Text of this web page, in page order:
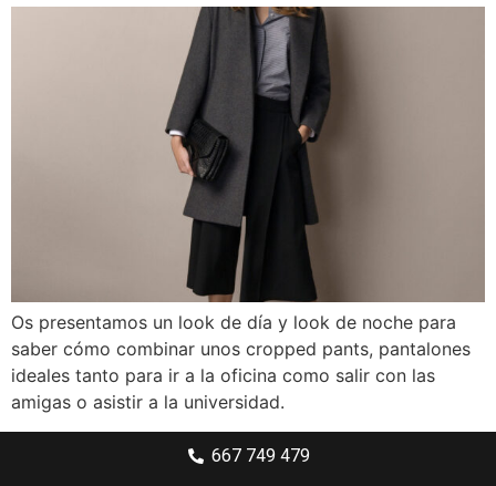
Os presentamos un look de día y look de noche para
saber cómo combinar unos cropped pants, pantalones
ideales tanto para ir a la oficina como salir con las
amigas o asistir a la universidad.
667 749 479